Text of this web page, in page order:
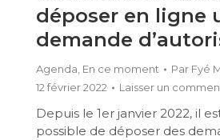
déposer en ligne
demande
Agenda En ce moment Par Fyé
12 février 2022
Laisser un
Depuis le 1er janvier 2022, il
possible de déposer des